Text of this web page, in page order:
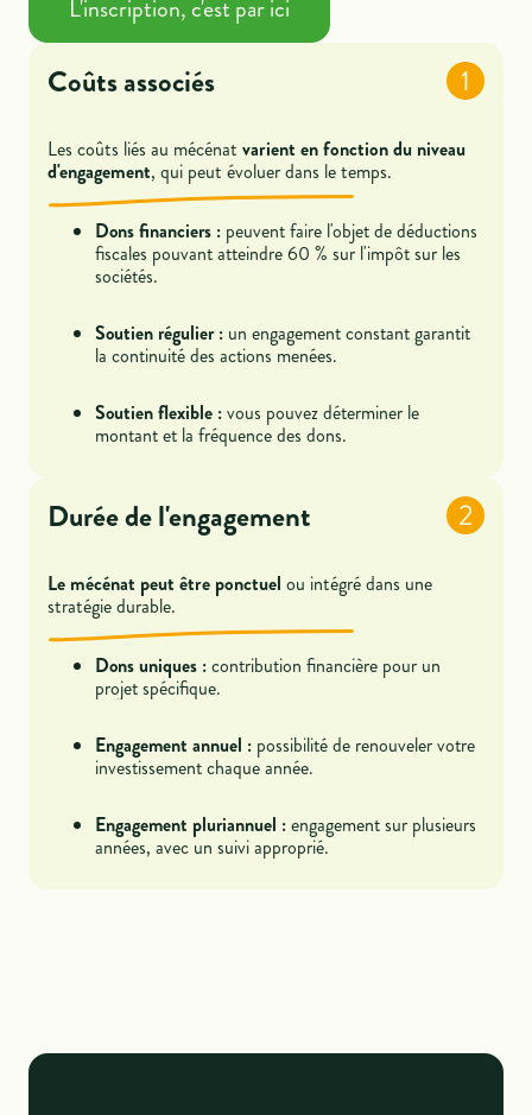
L'inscription, c'est par ici
Coûts associés 1
Les coûts liés au mécénatvarient en fonction du niveau
d'engagement, qui peut évoluer dans le temps.
Dons financiers : peuvent faire l'objet de déductions
fiscales pouvant atteindre 60 % sur l'impôt sur les
sociétés.
Soutien régulier : un engagement constant garantit
la continuité des actions menées.
Soutien flexible :vous pouvez déterminer le
montant et la fréquence des dons.
Durée de l'engagement 2
Le mécénat peut être ponctuel ou intégré dans une
stratégie durable.
Dons uniques :contribution financière pour un
projet spécifique.
Engagement annuel : possibilité de renouveler votre
investissement chaque année.
Engagement pluriannuel :engagement sur plusieurs
années, avec un suivi approprié.